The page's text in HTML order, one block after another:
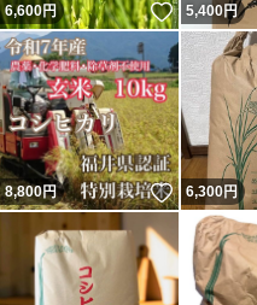
6,600円 いいね！
5,400円
8,800円 いいね！
6,300円